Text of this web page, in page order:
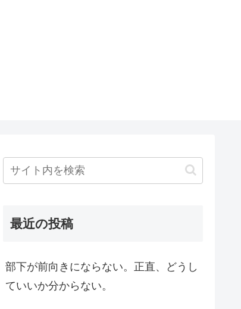
最近の投稿
部下が前向きにならない。正直、どうし
ていいか分からない。